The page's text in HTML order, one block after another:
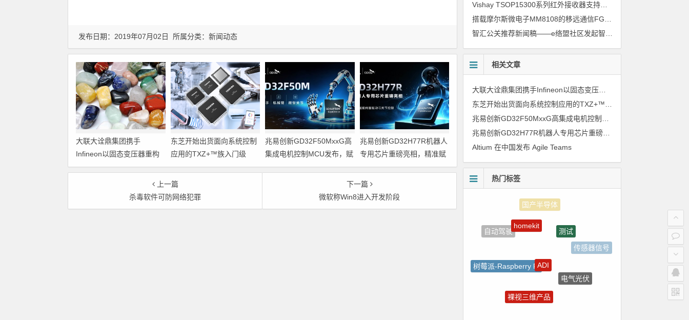
发布日期：2019年07月02日 所属分类： 新闻动态
大联大诠鼎集团携手
Infineon以固态变压器重构
配电效率新标杆
东芝开始出货面向系统控制
应用的TXZ+™族入门级
M4V组（搭载Arm
Cortex‑M4内核的标准微控
制器）工程样品
兆易创新GD32F50MxxG高
集成电机控制MCU发布，赋
能人形机器人关节驱动革新
兆易创新GD32H77R机器人
专用芯片重磅亮相，精准赋
能伺服驱动与关节控制
上一篇
杀毒软件可防网络犯罪
下一篇
微软称Win8进入开发阶段
Vishay TSOP15300系列红外接收器支持所有主流遥控代码
相关文章
大联大诠鼎集团携手Infineon以固态变压器重构配电效率新标杆
兆易创新GD32H77R机器人专用芯片重磅亮相，精准赋能伺服驱动与关节控制
Altium 在中国发布 Agile Teams
热门标签
自动驾驶
传感器信号
电路图
裸视三维产品